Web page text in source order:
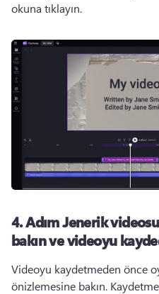
okuna tıklayın.
4. AdımJenerik
bakın ve videoyu
Videoyu kaydetmeden önce
önizlemesine bakın.